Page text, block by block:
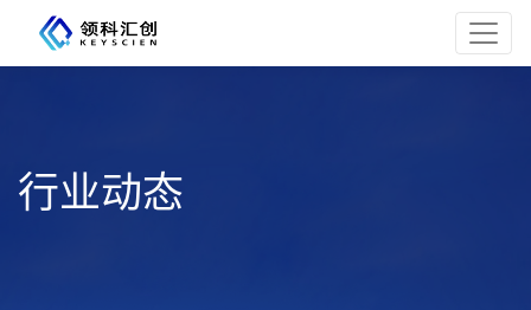
行业动态